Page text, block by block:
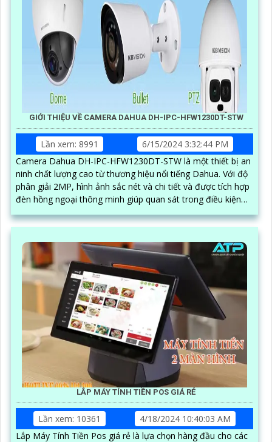
GIỚI THIỆU VỀ CAMERA DAHUA DH-IPC-HFW1230DT-STW
Lần xem: 8991
6/15/2024 3:32:44 PM
Camera Dahua DH-IPC-HFW1230DT-STW là một thiết bị an
ninh chất lượng cao từ thương hiệu nổi tiếng Dahua. Với độ
phân giải 2MP, hình ảnh sắc nét và chi tiết và được tích hợp
đèn hồng ngoại thông minh giúp quan sát trong điều kiện
ánh sáng yếu
LẮP MÁY TÍNH TIỀN POS GIÁ RẺ
Lần xem: 10361
4/18/2024 10:40:03 AM
Lắp Máy Tính Tiền Pos giá rẻ là lựa chọn hàng đầu cho các